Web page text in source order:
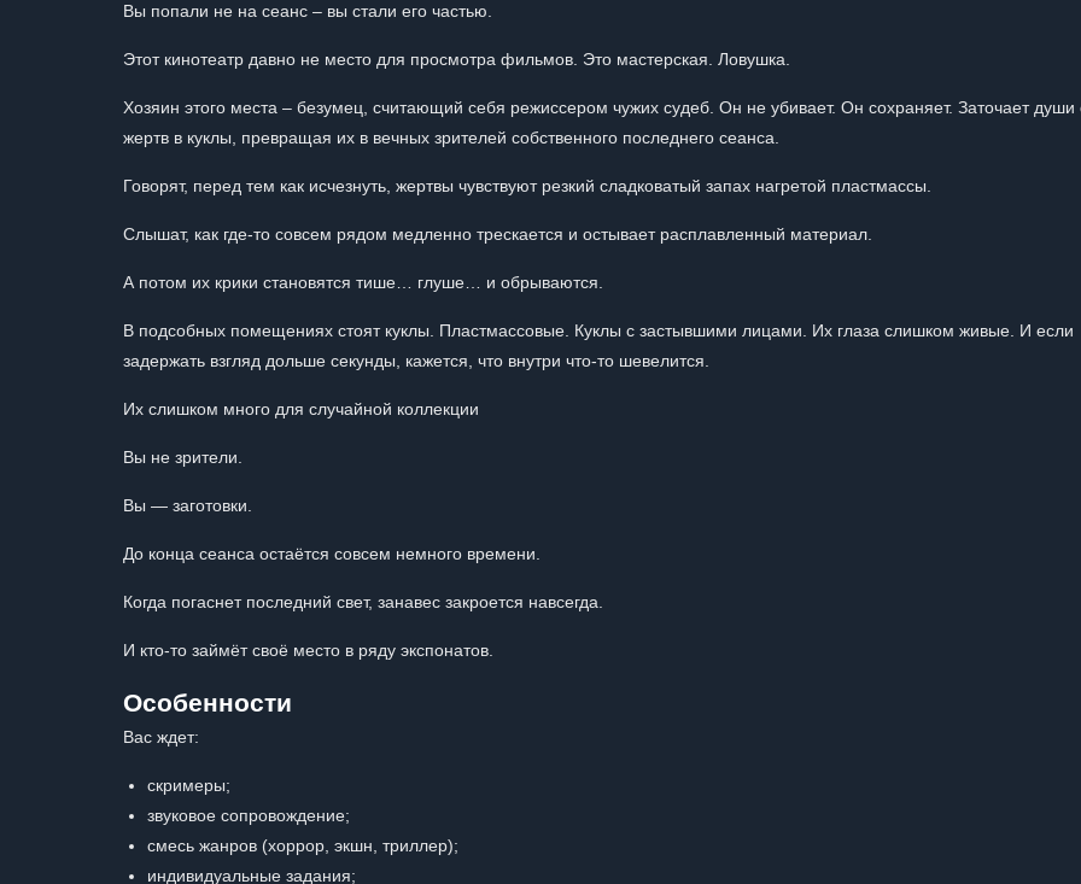
Вы попали не на сеанс – вы стали его частью.
Этот кинотеатр давно не место для просмотра фильмов. Это мастерская. Ловушка.
Хозяин этого места – безумец, считающий себя режиссером чужих судеб. Он не убивает. Он сохраняет. Заточает души
жертв в куклы, превращая их в вечных зрителей собственного последнего сеанса.
Говорят, перед тем как исчезнуть, жертвы чувствуют резкий сладковатый запах нагретой пластмассы.
Слышат, как где-то совсем рядом медленно трескается и остывает расплавленный материал.
А потом их крики становятся тише… глуше… и обрываются.
В подсобных помещениях стоят куклы. Пластмассовые. Куклы с застывшими лицами. Их глаза слишком живые. И если
задержать взгляд дольше секунды, кажется, что внутри что-то шевелится.
Их слишком много для случайной коллекции
Вы не зрители.
Вы — заготовки.
До конца сеанса остаётся совсем немного времени.
Когда погаснет последний свет, занавес закроется навсегда.
И кто-то займёт своё место в ряду экспонатов.
Особенности
Вас ждет:
скримеры;
звуковое сопровождение;
смесь жанров (хоррор, экшн, триллер);
индивидуальные задания;